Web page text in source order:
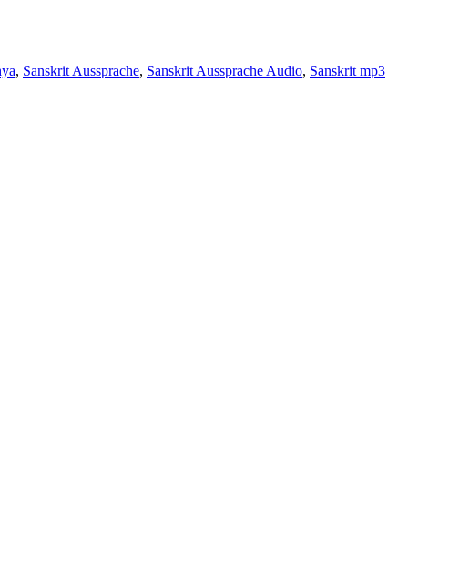
, Sanskrit Aussprache, Sanskrit Aussprache Audio, Sanskrit mp3